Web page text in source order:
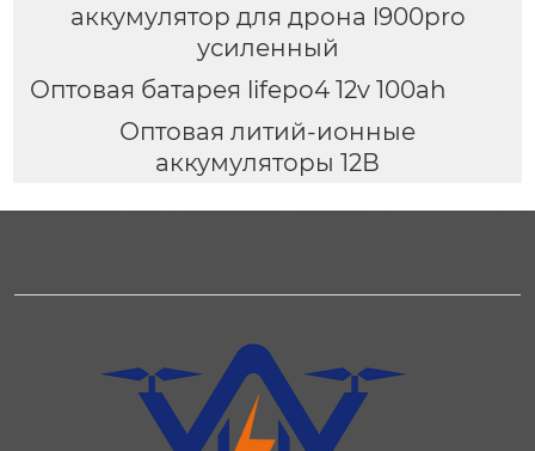
аккумулятор для дрона l900pro
усиленный
Оптовая батарея lifepo4 12v 100ah
Оптовая литий-ионные
аккумуляторы 12В